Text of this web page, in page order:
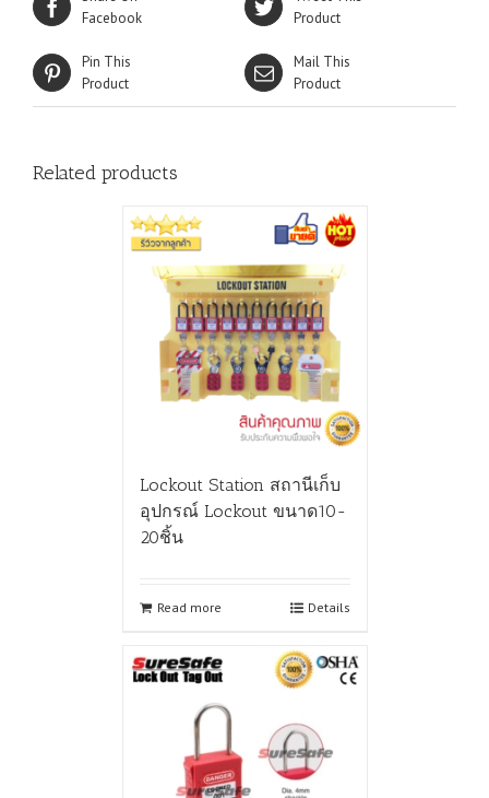
Facebook
Product
Pin This
Product
Mail This
Product
Related products
Lockout Station สถานีเก็บ
อุปกรณ์ Lockout ขนาด10-
20ชิ้น
Read more Details